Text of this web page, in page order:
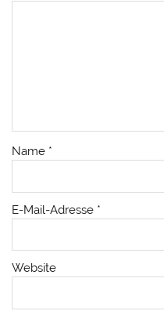
Name *
E-Mail-Adresse *
Website